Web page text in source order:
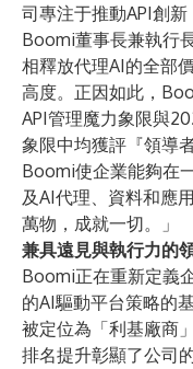
司專注于推動API創新
Boomi董事長兼執行
相釋放代理AI的全部
高度。正因如此，
API管理魔力象限與
象限中均獲評『領導
Boomi使企業能夠在
及AI代理、資料和應
萬物，成就一切。」
兼具遠見與執行力的
Boomi正在重新定義
的AI驅動平台策略的
被定位為「利基廠商
排名提升彰顯了公司